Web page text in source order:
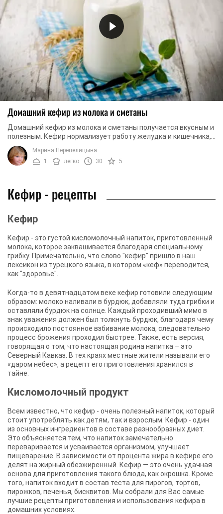
Домашний кефир из молока и сметаны
Домашний кефир из молока и сметаны получается вкусным и
полезным. Кефир нормализует работу желудка и кишечника,
улучшает пищеварение. Дополнить ...
Марина Перепелицына
1
легко 30 5
Кефир - рецепты
Кефир
Кефир - это густой кисломолочный напиток, приготовленный
молока, которое заквашивается благодаря специальному
грибку. Примечательно, что слово "кефир" пришло в наш
лексикон из турецкого языка, в котором «кеф» переводится,
как "здоровье".
Когда-то в девятнадцатом веке кефир готовили следующим
образом: молоко наливали в бурдюк, добавляли туда грибки и
оставляли бурдюк на солнце. Каждый проходивший мимо в
знак уважения должен был толкнуть бурдюк, благодаря чему
происходило постоянное взбивание молока, следовательно
процесс брожения проходил быстрее. Также, есть версия,
говорящая о том, что настоящая родина напитка – это
Северный Кавказ. В тех краях местные жители называли его
«даром небес», а рецепт его приготовления хранился в
тайне.
Кисломолочный продукт
Всем известно, что кефир - очень полезный напиток, который
стоит употреблять как детям, так и взрослым. Кефир - один
из основных ингредиентов в составе разнообразных диет.
Это объясняется тем, что напиток замечательно
переваривается и усваивается организмом, улучшает
пищеварение. В зависимости от процента жира в кефире его
делят на жирный обезжиренный. Кефир — это очень удачная
основа для приготовления такого блюда, как окрошка. Кроме
того, напиток входит в состав теста для пирогов, тортов,
пирожков, печенья, бисквитов. Мы собрали для Вас самые
лучшие рецепты приготовления и использования кефира в
домашних условиях.